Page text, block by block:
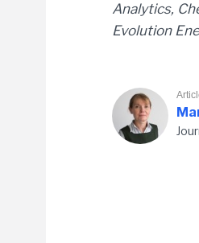
Analytics,
Evolution